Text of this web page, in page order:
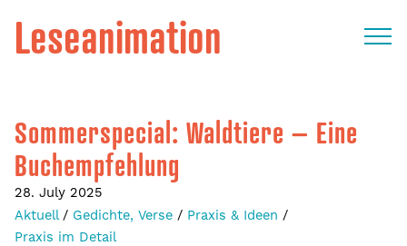
Leseanimation
Sommerspecial: Waldtiere – Eine
Buchempfehlung
28. July 2025
Aktuell/ Gedichte, Verse / Praxis & Ideen /
Praxis im Detail